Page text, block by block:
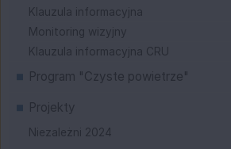
Klauzula informacyjna
Monitoring wizyjny
Klauzula informacyjna CRU
Program "Czyste powietrze"
Projekty
Niezależni 2024